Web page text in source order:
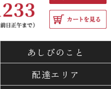
弁当・仕出し
旬彩お届け料
あしびのこと
配達エリア